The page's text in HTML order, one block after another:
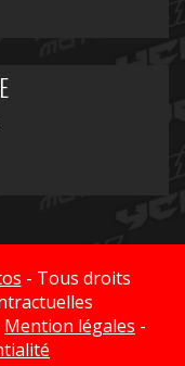
- Tous droits
Mention légales -